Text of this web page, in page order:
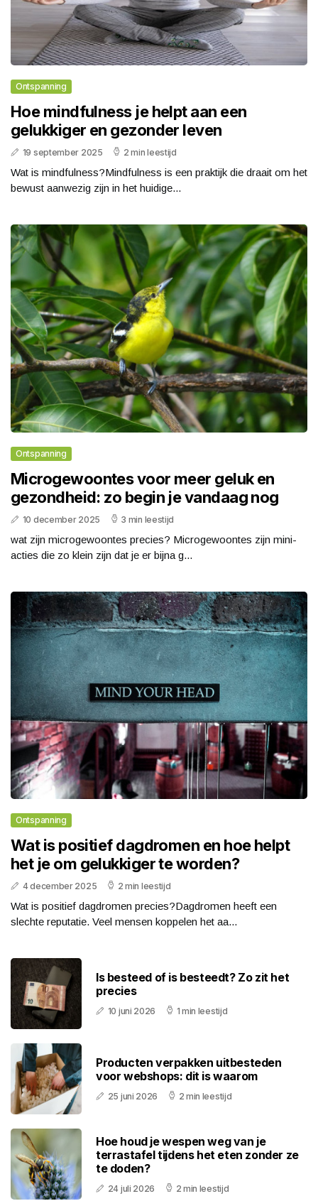
Ontspanning
Hoe mindfulness je helpt aan een
gelukkiger en gezonder leven
19 september 2025 2 min leestijd
Wat is mindfulness?Mindfulness is een praktijk die draait om het
bewust aanwezig zijn in het huidige...
Ontspanning
Microgewoontes voor meer geluk en
gezondheid: zo begin je vandaag nog
10 december 2025 3 min leestijd
wat zijn microgewoontes precies? Microgewoontes zijn mini-
acties die zo klein zijn dat je er bijna g...
Ontspanning
Wat is positief dagdromen en hoe helpt
het je om gelukkiger te worden?
4 december 2025 2 min leestijd
Wat is positief dagdromen precies?Dagdromen heeft een
slechte reputatie. Veel mensen koppelen het aa...
Is besteed of is besteedt? Zo zit het
precies
10 juni 2026 1 min leestijd
Producten verpakken uitbesteden
voor webshops: dit is waarom
25 juni 2026 2 min leestijd
Hoe houd je wespen weg van je
terrastafel tijdens het eten zonder ze
te doden?
24 juli 2026 2 min leestijd